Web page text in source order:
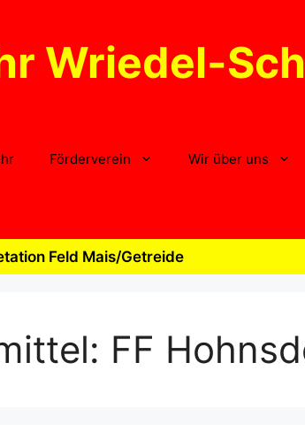
Wriedel-
Förderverein Wir über uns
Feld Mais/Getreide
FF